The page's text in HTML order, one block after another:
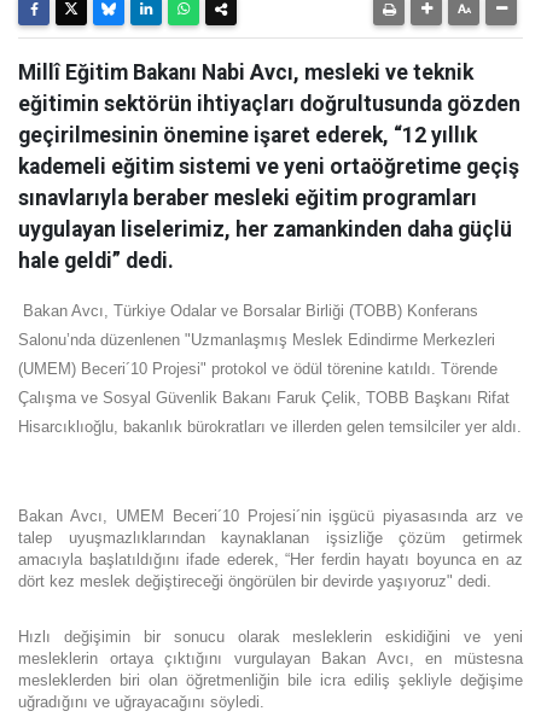
Millî Eğitim Bakanı Nabi Avcı, mesleki ve teknik
eğitimin sektörün ihtiyaçları doğrultusunda gözden
geçirilmesinin önemine işaret ederek, “12 yıllık
kademeli eğitim sistemi ve yeni ortaöğretime geçiş
sınavlarıyla beraber mesleki eğitim programları
uygulayan liselerimiz, her zamankinden daha güçlü
hale geldi” dedi.
Bakan Avcı, Türkiye Odalar ve Borsalar Birliği (TOBB) Konferans
Salonu’nda düzenlenen "Uzmanlaşmış Meslek Edindirme Merkezleri
(UMEM) Beceri´10 Projesi" protokol ve ödül törenine katıldı. Törende
Çalışma ve Sosyal Güvenlik Bakanı Faruk Çelik, TOBB Başkanı Rifat
Hisarcıklıoğlu, bakanlık bürokratları ve illerden gelen temsilciler yer aldı.
Bakan Avcı, UMEM Beceri´10 Projesi´nin işgücü piyasasında arz ve
talep uyuşmazlıklarından kaynaklanan işsizliğe çözüm getirmek
amacıyla başlatıldığını ifade ederek, “Her ferdin hayatı boyunca en az
dört kez meslek değiştireceği öngörülen bir devirde yaşıyoruz" dedi.
Hızlı değişimin bir sonucu olarak mesleklerin eskidiğini ve yeni
mesleklerin ortaya çıktığını vurgulayan Bakan Avcı, en müstesna
mesleklerden biri olan öğretmenliğin bile icra ediliş şekliyle değişime
uğradığını ve uğrayacağını söyledi.